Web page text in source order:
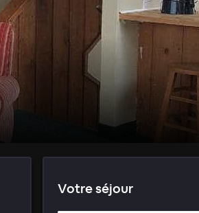
Votre séjour